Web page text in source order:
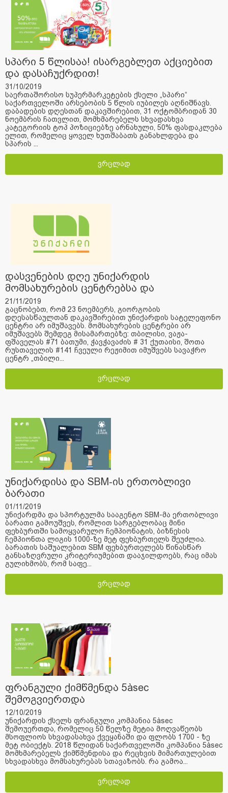
სპარი 5 წლისაა! ისარგებლეთ აქციებით
და დასაჩუქრდით!
31/10/2019
საერთაშორისო სუპერმარკეტების ქსელი „სპარი“
საქართველოში არსებობის 5 წლის იუბილეს აღნიშნავს.
დაბადების დღესთან დაკავშირებით, 31 ოქტომბრიდან 30
ნოემბრის ჩათვლით, მომხმარებელს სხვადასხვა
კატეგორიის ტოპ პოზიციებზე არნახული, 50% ფასდაკლება
ელით, რომელიც ყოველ ხუთშაბათს განახლდება და
სპარის ...
ვრცლად
დასვენების დღე უნიქარდის
მომსახურების ცენტრებსა და
სატელეფონო ცენტრში
21/11/2019
გაცნობებთ, რომ 23 ნოემბერს, გიორგობის
დღესასწაულთან დაკავშირებით უნიქარდის სატელეფონო
ცენტრი არ იმუშავებს. მომსახურების ცენტრები არ
იმუშავებს შემდეგ მისამართებზე: თბილისი, ვაჟა-
ფშაველას #71 ბათუმი, ჭავჭავაძის # 31 ქუთაისი, შოთა
რუსთაველის #141 ჩვეული რეჟიმით იმუშვებს სავაჭრო
ცენტრ „თბილი...
ვრცლად
უნიქარდისა და SBM-ის ერთობლივი
ბარათი
01/11/2019
უნიქარდმა და სპორტულმა სააგენტო SBM-მა ერთობლივი
ბარათი გამოუშვეს, რომლით სარგებლობაც მინი
ფეხბურთში სამოყვარულო ჩემპიონატის, ბიზნესის
ჩემპიონთა ლიგის 1000-ზე მეტ ფეხბურთელს შეუძლია.
ბარათის საშუალებით SBM ფეხბურთელებს წინასწარ
განსაზღვრული კრიტერიუმებით დააჯილდოებს, რაც იმას
გულიხმობს, რომ საფე...
ვრცლად
ფრანგული ქიმწმენდა 5àsec
შემოგვიერთდა
12/10/2019
უნიქარდის ქსელს ფრანგული კომპანია 5àsec
შემოუერთდა, რომელიც 50 წელზე მეტია მოღვაწეობს
მსოფლიოს სხვადასახვა ქვეყანაში და ფლობს 1700 - ზე
მეტ ობიექტს. 2018 წლიდან საქართველოში კომპანია 5àsec
მომხმარებელს ქიმწმენდისა და რეცხვის მიმართულებით
სხვადასხვა მომსახურებას სთავაზობს. რა გამოა...
ვრცლად